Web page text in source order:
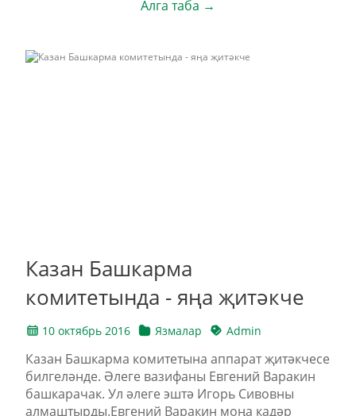
Алга таба →
Казан Башкарма
комитетында - яңа җитәкче
10 октябрь 2016 Язмалар Admin
Казан Башкарма комитетына аппарат җитәкчесе
билгеләнде. Әлеге вазифаны Евгений Варакин
башкарачак. Ул әлеге эштә Игорь Сивовны
алмаштырды.Евгений Варакин моңа кадәр